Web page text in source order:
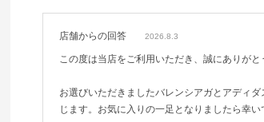
店舗からの回答 2026.8.3
この度は当店をご利用いただき、誠にありがと
お選びいただきましたバレンシアガとアディ
じます。お気に入りの一足となりましたら幸い